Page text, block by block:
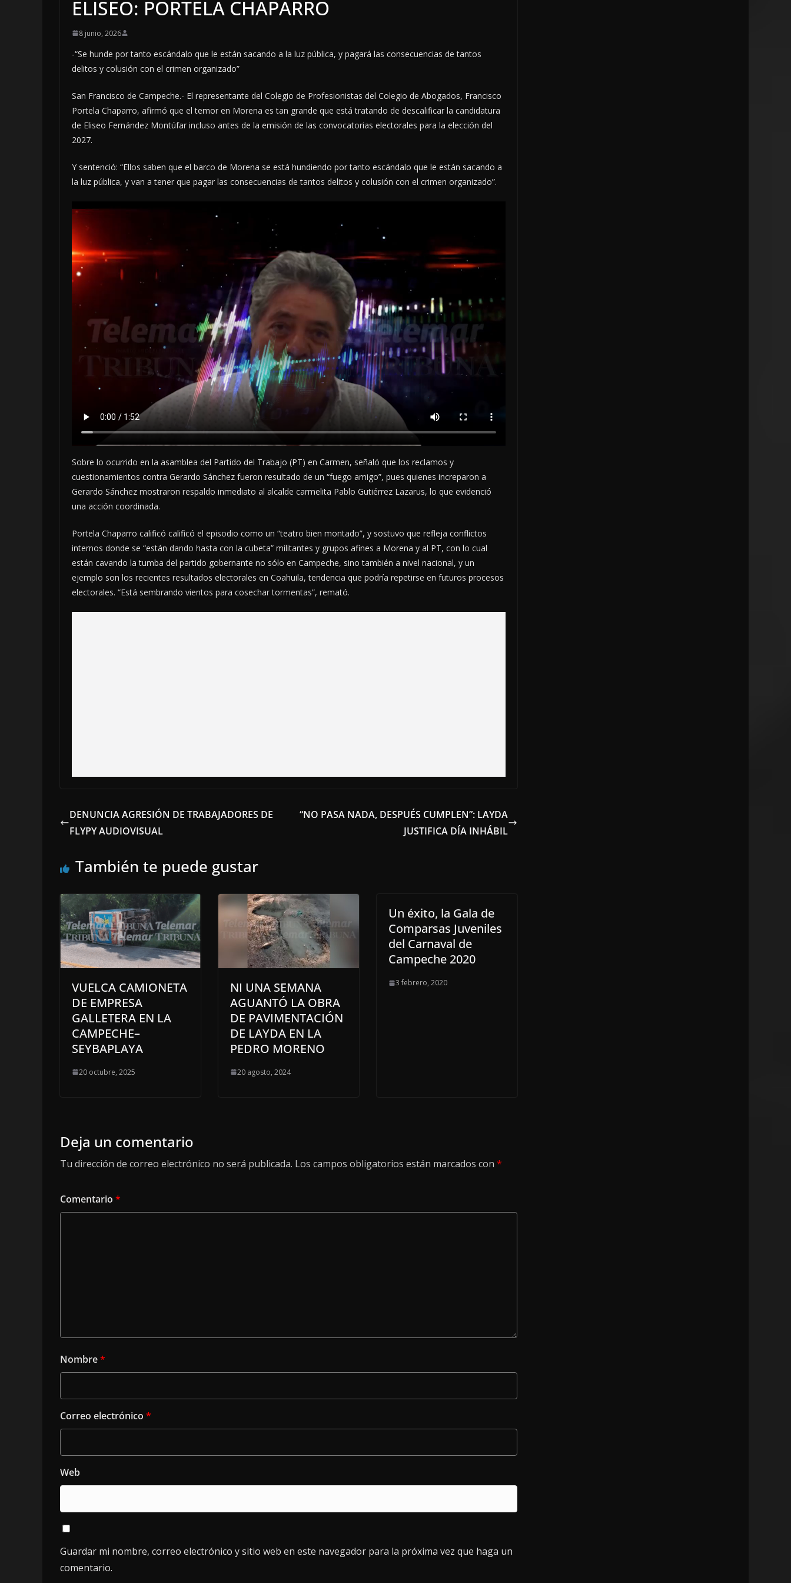
ELISEO: PORTELA CHAPARRO
8 junio, 2026
-“Se hunde por tanto escándalo que le están sacando a la luz pública, y pagará las consecuencias de tantos
delitos y colusión con el crimen organizado”
San Francisco de Campeche.- El representante del Colegio de Profesionistas del Colegio de Abogados, Francisco
Portela Chaparro, afirmó que el temor en Morena es tan grande que está tratando de descalificar la candidatura
de Eliseo Fernández Montúfar incluso antes de la emisión de las convocatorias electorales para la elección del
2027.
Y sentenció: “Ellos saben que el barco de Morena se está hundiendo por tanto escándalo que le están sacando a
la luz pública, y van a tener que pagar las consecuencias de tantos delitos y colusión con el crimen organizado”.
Sobre lo ocurrido en la asamblea del Partido del Trabajo (PT) en Carmen, señaló que los reclamos y
cuestionamientos contra Gerardo Sánchez fueron resultado de un “fuego amigo”, pues quienes increparon a
Gerardo Sánchez mostraron respaldo inmediato al alcalde carmelita Pablo Gutiérrez Lazarus, lo que evidenció
una acción coordinada.
Portela Chaparro calificó calificó el episodio como un “teatro bien montado”, y sostuvo que refleja conflictos
internos donde se “están dando hasta con la cubeta” militantes y grupos afines a Morena y al PT, con lo cual
están cavando la tumba del partido gobernante no sólo en Campeche, sino también a nivel nacional, y un
ejemplo son los recientes resultados electorales en Coahuila, tendencia que podría repetirse en futuros procesos
electorales. “Está sembrando vientos para cosechar tormentas”, remató.
DENUNCIA AGRESIÓN DE TRABAJADORES DE
FLYPY AUDIOVISUAL
“NO PASA NADA, DESPUÉS CUMPLEN”: LAYDA
JUSTIFICA DÍA INHÁBIL
También te puede gustar
VUELCA CAMIONETA
DE EMPRESA
GALLETERA EN LA
CAMPECHE–
SEYBAPLAYA
20 octubre, 2025
NI UNA SEMANA
AGUANTÓ LA OBRA
DE PAVIMENTACIÓN
DE LAYDA EN LA
PEDRO MORENO
20 agosto, 2024
Un éxito, la Gala de
Comparsas Juveniles
del Carnaval de
Campeche 2020
3 febrero, 2020
Deja un comentario
Tu dirección de correo electrónico no será publicada. Los campos obligatorios están marcados con *
Comentario *
Nombre*
Correo electrónico *
Web
Guardar mi nombre, correo electrónico y sitio web en este navegador para la próxima vez que haga un
comentario.